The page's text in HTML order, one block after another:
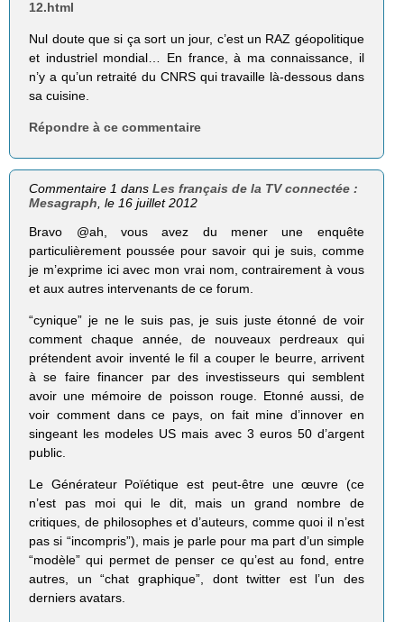
12.html
Nul doute que si ça sort un jour, c’est un RAZ géopolitique
et industriel mondial… En france, à ma connaissance, il
n’y a qu’un retraité du CNRS qui travaille là-dessous dans
sa cuisine.
Répondre à ce commentaire
Commentaire 1 dansLes français de la TV connectée :
Mesagraph , le 16 juillet 2012
Bravo @ah, vous avez du mener une enquête
particulièrement poussée pour savoir qui je suis, comme
je m’exprime ici avec mon vrai nom, contrairement à vous
et aux autres intervenants de ce forum.
“cynique” je ne le suis pas, je suis juste étonné de voir
comment chaque année, de nouveaux perdreaux qui
prétendent avoir inventé le fil a couper le beurre, arrivent
à se faire financer par des investisseurs qui semblent
avoir une mémoire de poisson rouge. Etonné aussi, de
voir comment dans ce pays, on fait mine d’innover en
singeant les modeles US mais avec 3 euros 50 d’argent
public.
Le Générateur Poïétique est peut-être une œuvre (ce
n’est pas moi qui le dit, mais un grand nombre de
critiques, de philosophes et d’auteurs, comme quoi il n’est
pas si “incompris”), mais je parle pour ma part d’un simple
“modèle” qui permet de penser ce qu’est au fond, entre
autres, un “chat graphique”, dont twitter est l’un des
derniers avatars.